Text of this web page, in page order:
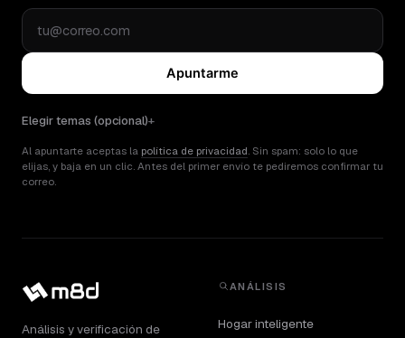
Apuntarme
Elegir temas (opcional)
Al apuntarte aceptas la política de privacidad . Sin spam: solo lo que
elijas, y baja en un clic. Antes del primer envío te pediremos confirmar tu
correo.
Análisis y verificación de
ANÁLISIS
Hogar inteligente